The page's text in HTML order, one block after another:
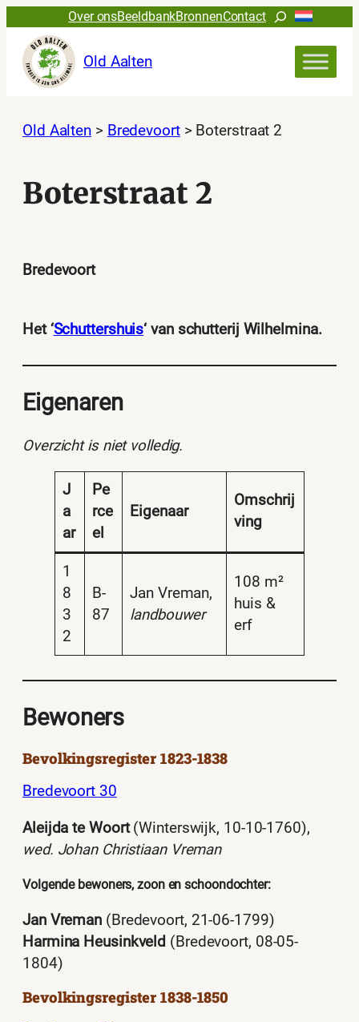
naar
inhoud
Over onsBeeldbankBronnenContactZoeken
Old Aalten
Old Aalten > Bredevoort> Boterstraat 2
Boterstraat 2
Bredevoort
Het ‘Schuttershuis‘ van schutterij Wilhelmina.
Eigenaren
Overzicht is niet volledig.
J
a
ar
Pe
rce
el
Eigenaar
Omschrij
ving
1
8
3
2
B-
87
Jan Vreman,
landbouwer
108 m²
huis &
erf
Bewoners
Bevolkingsregister 1823-1838
Bredevoort 30
Aleijda te Woort(Winterswijk, 10-10-1760),
wed. Johan Christiaan Vreman
Volgende bewoners, zoon en schoondochter:
Jan Vreman (Bredevoort, 21-06-1799)
Harmina Heusinkveld (Bredevoort, 08-05-
1804)
Bevolkingsregister 1838-1850